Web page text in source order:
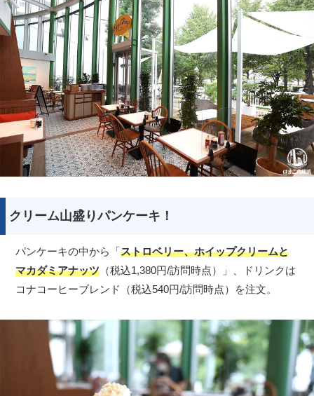
クリーム山盛りパンケーキ！
パンケーキの中から「ストロベリー、ホイップクリームと
マカダミアナッツ （税込1,380円/訪問時点）」、ドリンクは
コナコーヒーブレンド（税込540円/訪問時点）を注文。